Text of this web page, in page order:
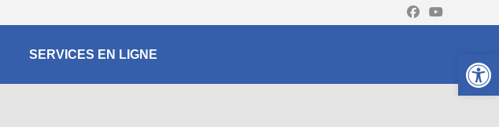
SERVICES EN LIGNE